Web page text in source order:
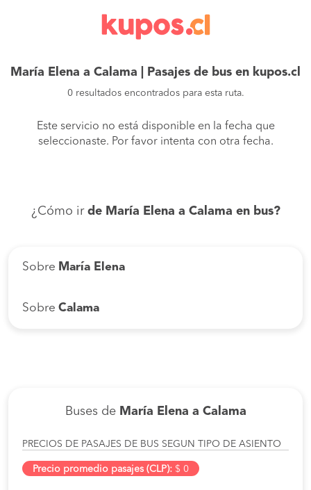
María Elena a Calama | Pasajes de bus en kupos.cl
0 resultados encontrados para esta ruta.
Este servicio no está disponible en la fecha que
seleccionaste. Por favor intenta con otra fecha.
¿Cómo ir de María Elena a Calama en bus?
Sobre María Elena
Sobre Calama
Buses de María Elena a Calama
PRECIOS DE PASAJES DE BUS SEGUN TIPO DE ASIENTO
Precio promedio pasajes (CLP): $ 0